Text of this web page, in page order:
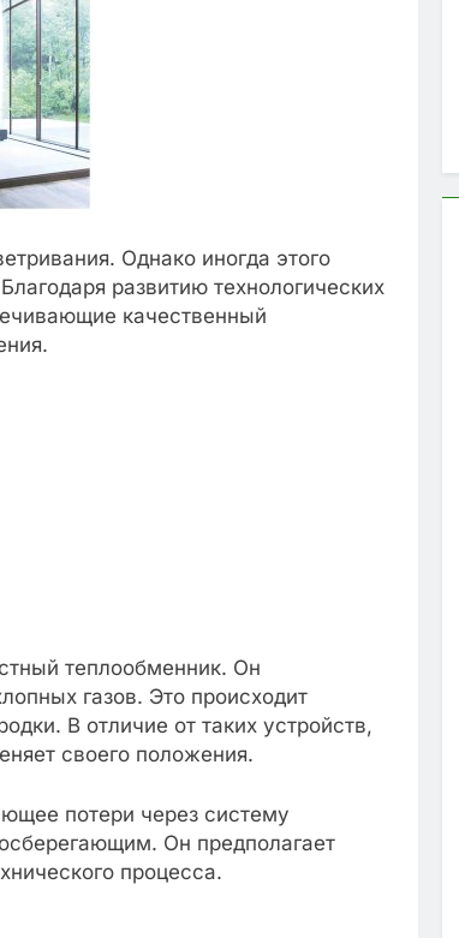
Однако иногда этого
развитию технологических
качественный
теплообменник. Он
газов. Это происходит
В отличие от таких устройств,
своего положения.
потери через систему
Он предполагает
процесса.